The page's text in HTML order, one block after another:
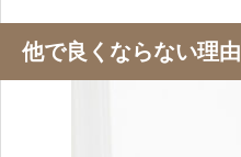
他で良くならない理由